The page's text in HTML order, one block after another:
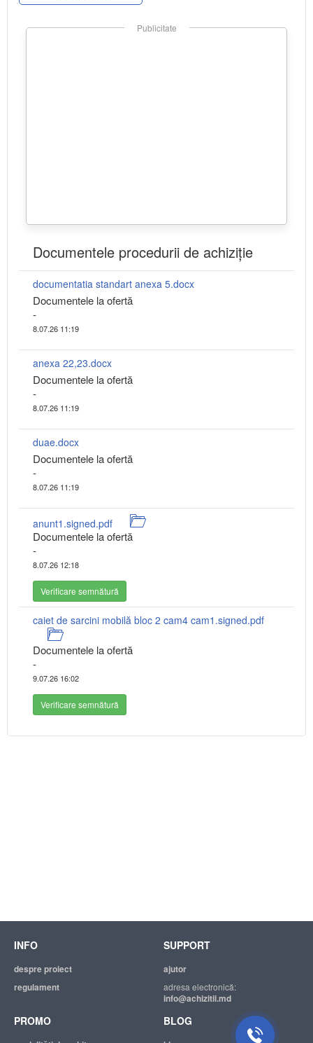
Publicitate
Documentele procedurii de achiziție
documentatia standart anexa 5.docx
Documentele la ofertă
-
8.07.26 11:19
anexa 22,23.docx
Documentele la ofertă
-
8.07.26 11:19
duae.docx
Documentele la ofertă
-
8.07.26 11:19
anunt1.signed.pdf
Documentele la ofertă
-
8.07.26 12:18
Verificare semnătură
caiet de sarcini mobilă bloc 2 cam4 cam1.signed.pdf
Documentele la ofertă
-
9.07.26 16:02
Verificare semnătură
INFO
despre proiect
regulament
SUPPORT
ajutor
adresa electronică:
info@achizitii.md
PROMO BLOG